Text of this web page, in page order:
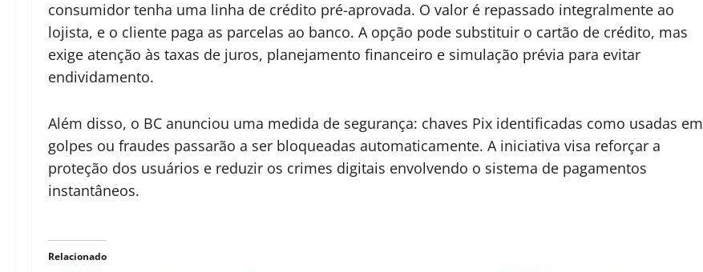
consumidor tenha uma linha de crédito pré-aprovada. O valor é repassado integralmente ao
lojista, e o cliente paga as parcelas ao banco. A opção pode substituir o cartão de crédito, mas
exige atenção às taxas de juros, planejamento financeiro e simulação prévia para evitar
endividamento.
Além disso, o BC anunciou uma medida de segurança: chaves Pix identificadas como usadas em
golpes ou fraudes passarão a ser bloqueadas automaticamente. A iniciativa visa reforçar a
proteção dos usuários e reduzir os crimes digitais envolvendo o sistema de pagamentos
instantâneos.
Relacionado